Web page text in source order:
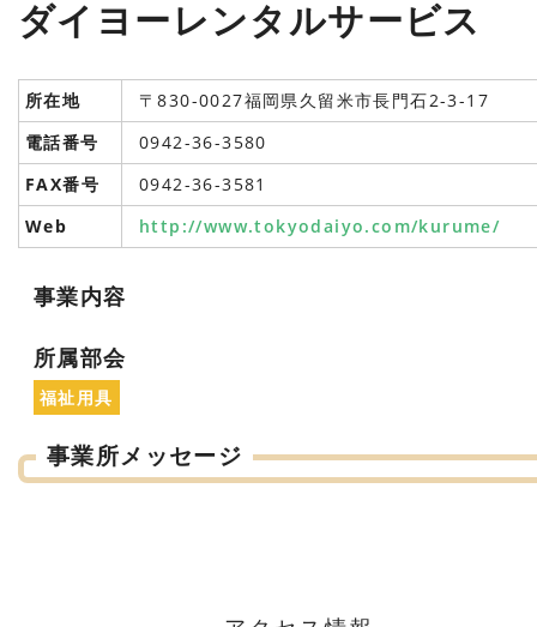
ダイヨーレンタルサービス
所在地
〒830-0027福岡県久留米市長門石2-3-17
電話番号
0942-36-3580
FAX番号
0942-36-3581
Web
http://www.tokyodaiyo.com/kurume/
事業内容
所属部会
福祉用具
事業所メッセージ